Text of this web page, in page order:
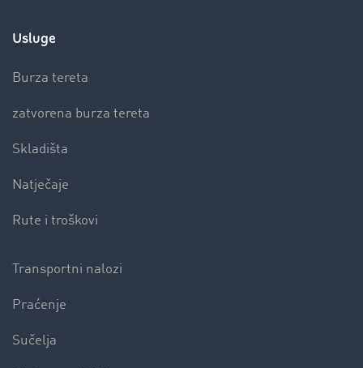
Usluge
Burza tereta
zatvorena burza tereta
Skladišta
Natječaje
Rute i troškovi
Transportni nalozi
Praćenje
Sučelja